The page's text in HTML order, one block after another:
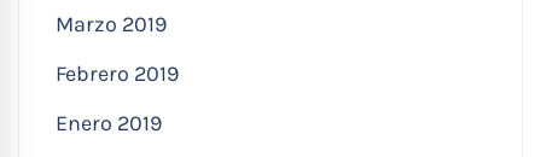
Marzo 2019
Febrero 2019
Enero 2019